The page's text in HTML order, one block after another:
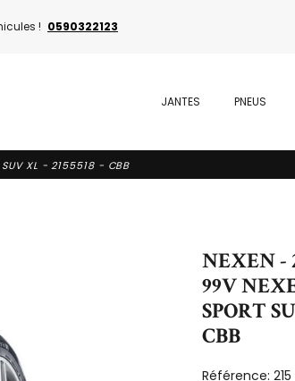
! 0590322123
JANTES PNEUS
SUV XL - 2155518 - CBB
NEXEN -
99V
SPORT
CBB
Référence: